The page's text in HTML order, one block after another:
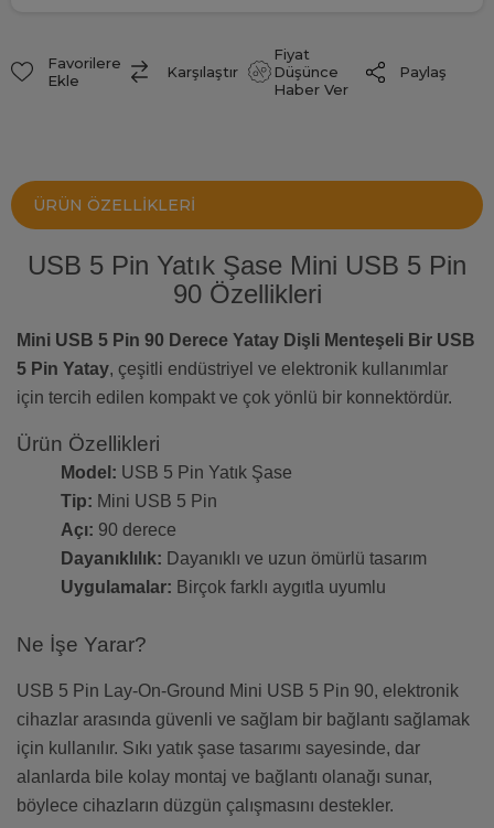
Favorilere
Ekle
Karşılaştır
Fiyat
Düşünce
Haber Ver
Paylaş
ÜRÜN ÖZELLIKLERI
USB 5 Pin Yatık Şase Mini USB 5 Pin
90 Özellikleri
Mini USB 5 Pin 90 Derece Yatay Dişli Menteşeli Bir USB
5 Pin Yatay, çeşitli endüstriyel ve elektronik kullanımlar
için tercih edilen kompakt ve çok yönlü bir konnektördür.
Ürün Özellikleri
Model: USB 5 Pin Yatık Şase
Tip: Mini USB 5 Pin
Açı: 90 derece
Dayanıklılık: Dayanıklı ve uzun ömürlü tasarım
Uygulamalar: Birçok farklı aygıtla uyumlu
Ne İşe Yarar?
USB 5 Pin Lay-On-Ground Mini USB 5 Pin 90, elektronik
cihazlar arasında güvenli ve sağlam bir bağlantı sağlamak
için kullanılır. Sıkı yatık şase tasarımı sayesinde, dar
alanlarda bile kolay montaj ve bağlantı olanağı sunar,
böylece cihazların düzgün çalışmasını destekler.